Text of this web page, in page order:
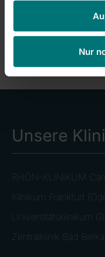
Nur
akzeptieren
Unsere
RHÖN-KLINIKUM
Klinikum Frankfurt
Universitätsklinikum
Zentralklinik Bad Berka